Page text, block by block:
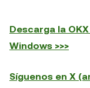
Descarga la
Windows >>>
Síguenos en X